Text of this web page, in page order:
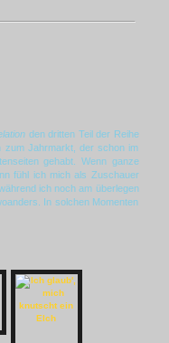
den dritten Teil der Reihe
zum Jahrmarkt, der schon im
gehabt. Wenn ganze
fühl ich mich als Zuschauer
ich noch am überlegen
In solchen Momenten